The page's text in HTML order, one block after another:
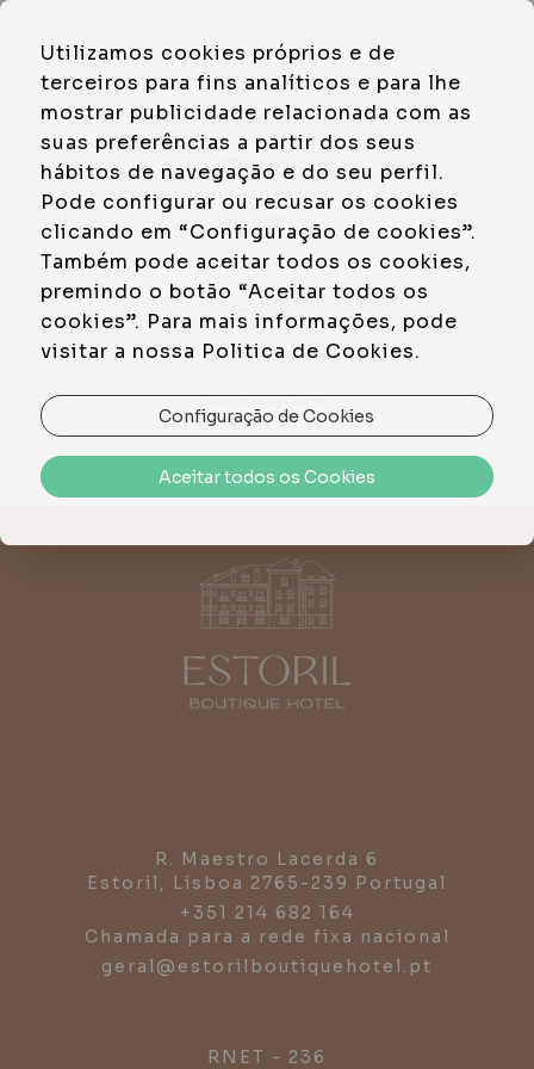
Galeria
Áreas Comuns
Zona Exterior Piscina
R. Maestro Lacerda 6
Estoril, Lisboa 2765-239 Portugal
+351 214 682 164
Chamada para a rede fixa nacional
geral@estorilboutiquehotel.pt
RNET - 236
Utilizamos cookies próprios e de
terceiros para fins analíticos e para lhe
mostrar publicidade relacionada com as
suas preferências a partir dos seus
hábitos de navegação e do seu perfil.
Pode configurar ou recusar os cookies
clicando em “Configuração de cookies”.
Também pode aceitar todos os cookies,
premindo o botão “Aceitar todos os
cookies”. Para mais informações, pode
visitar a nossa Politica de Cookies.
Configuração de Cookies
Aceitar todos os Cookies